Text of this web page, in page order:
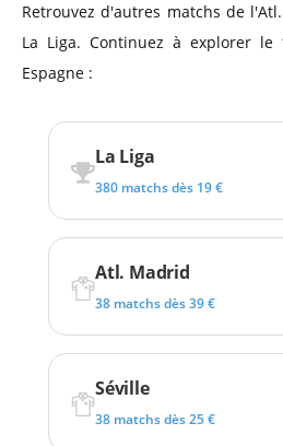
Retrouvez d'autres matchs de
La Liga. Continuez à explorer
Espagne :
La Liga
380 matchs dès 19 €
Atl. Madrid
38 matchs dès 39 €
Séville
38 matchs dès 25 €